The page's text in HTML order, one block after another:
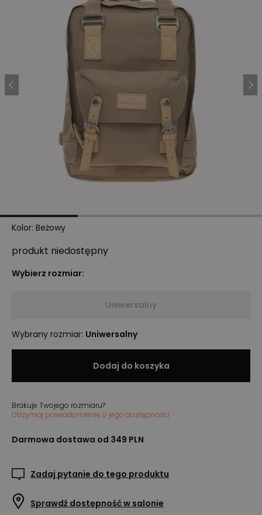
Kolor: Beżowy
produkt niedostępny
Wybierz rozmiar:
Uniwersalny
Wybrany rozmiar: Uniwersalny
Dodaj do koszyka
Brakuje Twojego rozmiaru?
Otrzymaj powiadomienie o jego dostępności
Darmowa dostawa od 349 PLN
Zadaj pytanie do tego produktu
Sprawdź dostępność w salonie